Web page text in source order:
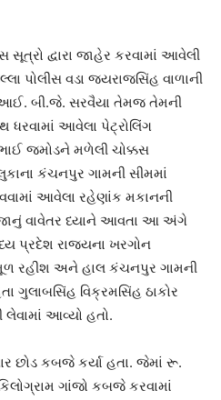
દ્વારા જાહેર કરવામાં આવેલી
પોલીસ વડા જયરાજસિંહ વાળાની
બી.જે. સરવૈયા તેમજ તેમની
ધરવામાં આવેલા પેટ્રોલિંગ
જમોડને મળેલી ચોક્કસ
કંચનપુર ગામની સીમમાં
આવેલા રહેણાંક મકાનની
વાવેતર ધ્યાને આવતા આ અંગે
પ્રદેશ રાજ્યના ખરગોન
રહીશ અને હાલ કંચનપુર ગામની
ગુલાબસિંહ વિક્રમસિંહ ઠાકોર
લેવામાં આવ્યો હતો.
છોડ કબજે કર્યા હતા. જેમાં રૂ.
ગાંજો કબજે કરવામાં